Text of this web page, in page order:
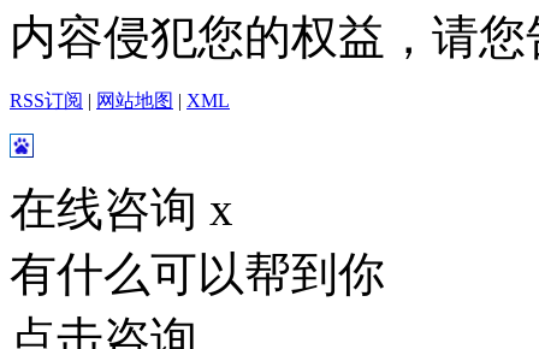
内容侵犯您的权益，请
RSS订阅 | 网站地图 | XML
在线咨询 x
有什么可以帮到你